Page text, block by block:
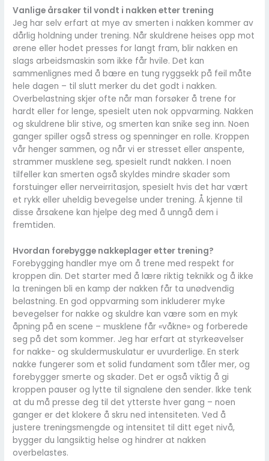
Vanlige årsaker til vondt i nakken etter trening
Jeg har selv erfart at mye av smerten i nakken kommer av
dårlig holdning under trening. Når skuldrene heises opp mot
ørene eller hodet presses for langt fram, blir nakken en
slags arbeidsmaskin som ikke får hvile. Det kan
sammenlignes med å bære en tung ryggsekk på feil måte
hele dagen – til slutt merker du det godt i nakken.
Overbelastning skjer ofte når man forsøker å trene for
hardt eller for lenge, spesielt uten nok oppvarming. Nakken
og skuldrene blir stive, og smerten kan snike seg inn. Noen
ganger spiller også stress og spenninger en rolle. Kroppen
vår henger sammen, og når vi er stresset eller anspente,
strammer musklene seg, spesielt rundt nakken. I noen
tilfeller kan smerten også skyldes mindre skader som
forstuinger eller nerveirritasjon, spesielt hvis det har vært
et rykk eller uheldig bevegelse under trening. Å kjenne til
disse årsakene kan hjelpe deg med å unngå dem i
fremtiden.
Hvordan forebygge nakkeplager etter trening?
Forebygging handler mye om å trene med respekt for
kroppen din. Det starter med å lære riktig teknikk og å ikke
la treningen bli en kamp der nakken får ta unødvendig
belastning. En god oppvarming som inkluderer myke
bevegelser for nakke og skuldre kan være som en myk
åpning på en scene – musklene får «våkne» og forberede
seg på det som kommer. Jeg har erfart at styrkeøvelser
for nakke- og skuldermuskulatur er uvurderlige. En sterk
nakke fungerer som et solid fundament som tåler mer, og
forebygger smerte og skader. Det er også viktig å gi
kroppen pauser og lytte til signalene den sender. Ikke tenk
at du må presse deg til det ytterste hver gang – noen
ganger er det klokere å skru ned intensiteten. Ved å
justere treningsmengde og intensitet til ditt eget nivå,
bygger du langsiktig helse og hindrer at nakken
overbelastes.